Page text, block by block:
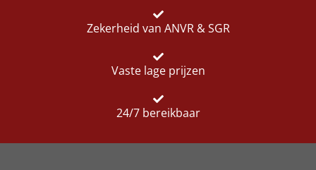
Zekerheid van ANVR & SGR
Vaste lage prijzen
24/7 bereikbaar